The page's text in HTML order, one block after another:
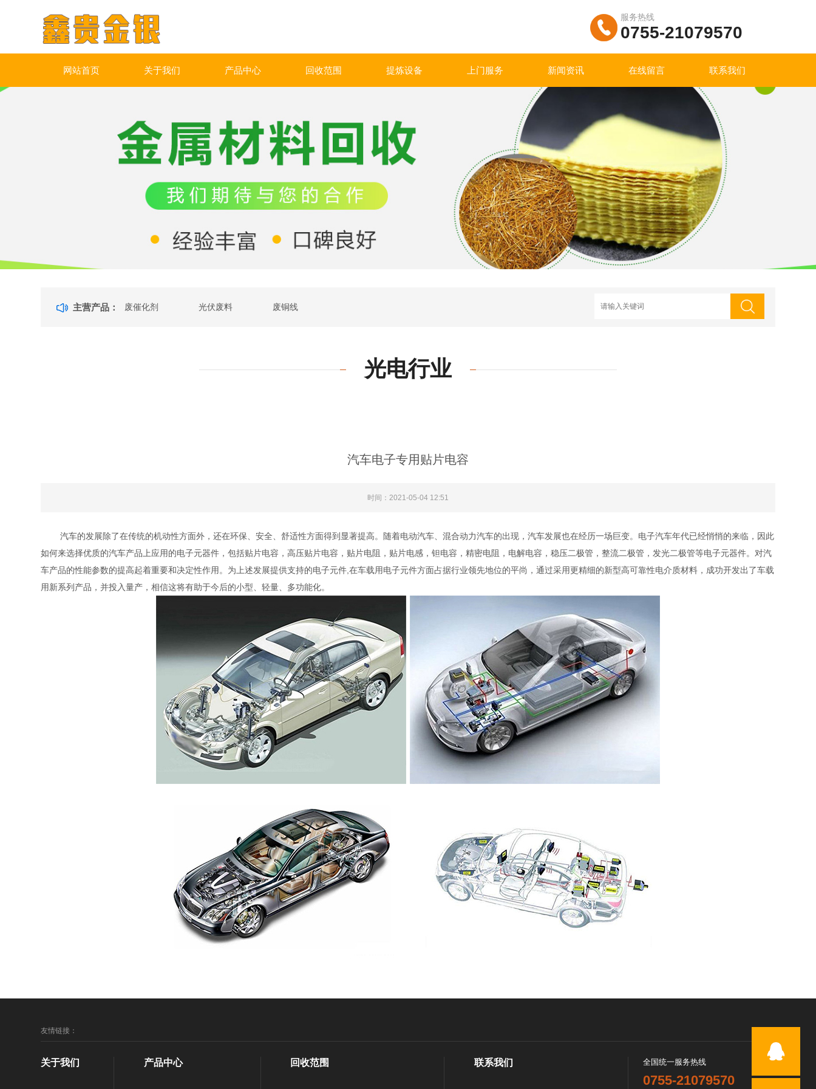
服务热线
0755-21079570
网站首页 关于我们 产品中心 回收范围 提炼设备 上门服务 新闻资讯 在线留言 联系我们
主营产品： 废催化剂 光伏废料 废铜线
光电行业
汽车电子专用贴片电容
时间：2021-05-04 12:51
汽车的发展除了在传统的机动性方面外，还在环保、安全、舒适性方面得到显著提高。随着电动汽车、混合动力汽车的出现，汽车发展也在经历一场巨变。电子汽车年代已经悄悄的来临，因此
如何来选择优质的汽车产品上应用的电子元器件，包括贴片电容，高压贴片电容，贴片电阻，贴片电感，钽电容，精密电阻，电解电容，稳压二极管，整流二极管，发光二极管等电子元器件。对汽
车产品的性能参数的提高起着重要和决定性作用。为上述发展提供支持的电子元件,在车载用电子元件方面占据行业领先地位的平尚，通过采用更精细的新型高可靠性电介质材料，成功开发出了车载
用新系列产品，并投入量产，相信这将有助于今后的小型、轻量、多功能化。
友情链接：
关于我们 产品中心 回收范围 联系我们 全国统一服务热线
0755-21079570